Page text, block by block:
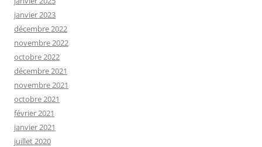
janvier 2023
décembre 2022
novembre 2022
octobre 2022
décembre 2021
novembre 2021
octobre 2021
février 2021
janvier 2021
juillet 2020